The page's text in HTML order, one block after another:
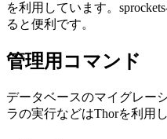
を利用しています。
ると便利です。
管理用コマンド
データベースのマイグレー
ラの実行などはThorを利用